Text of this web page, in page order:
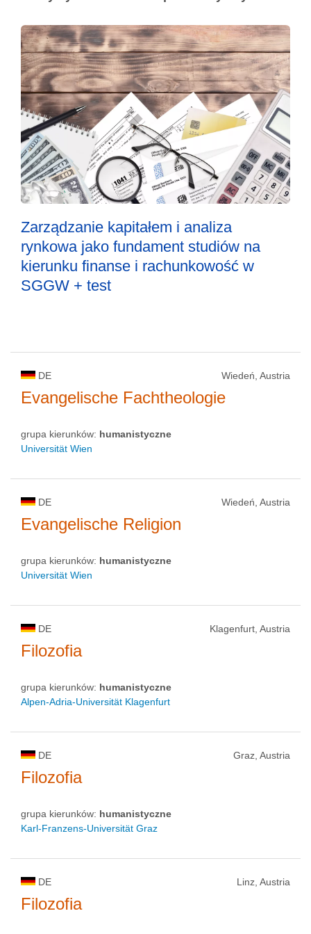
Zarządzanie kapitałem i analiza
rynkowa jako fundament studiów na
kierunku finanse i rachunkowość w
SGGW + test
DE Wiedeń, Austria
Evangelische Fachtheologie
grupa kierunków: humanistyczne
Universität Wien
DE Wiedeń, Austria
Evangelische Religion
grupa kierunków: humanistyczne
Universität Wien
DE Klagenfurt, Austria
Filozofia
grupa kierunków: humanistyczne
Alpen-Adria-Universität Klagenfurt
DE Graz, Austria
Filozofia
grupa kierunków: humanistyczne
Karl-Franzens-Universität Graz
DE Linz, Austria
Filozofia